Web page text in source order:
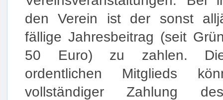
den Verein ist der sonst
fällige Jahresbeitrag (seit
50 Euro) zu zahlen.
ordentlichen Mitglieds
vollständiger Zahlung